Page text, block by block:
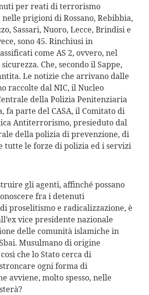
per reati di terrorismo
prigioni di Rossano, Rebibbia,
Sassari, Nuoro, Lecce, Brindisi e
sono 45. Rinchiusi in
come AS 2, ovvero, nel
Che, secondo il Sappe,
Le notizie che arrivano dalle
raccolte dal NIC, il Nucleo
della Polizia Penitenziaria
fa parte del CASA, il Comitato di
Antiterrorismo, presieduto dal
della polizia di prevenzione, di
tutte le forze di polizia ed i servizi
gli agenti, affinché possano
fra i detenuti
proselitismo e radicalizzazione, è
vice presidente nazionale
delle comunità islamiche in
Musulmano di origine
che lo Stato cerca di
ogni forma di
avviene, molto spesso, nelle